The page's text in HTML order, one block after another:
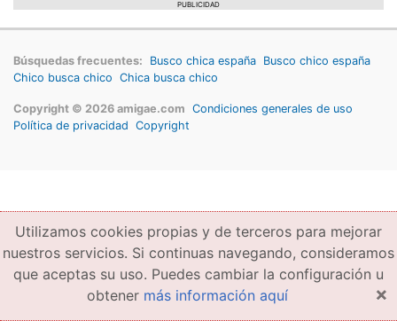
PUBLICIDAD
Búsquedas frecuentes: Busco chica españa Busco chico españa
Chico busca chico Chica busca chico
Copyright © 2026 amigae.com Condiciones generales de uso
Política de privacidad Copyright
Utilizamos cookies propias y de terceros para mejorar
nuestros servicios. Si continuas navegando, consideramos
que aceptas su uso. Puedes cambiar la configuración u
obtener más información aquí ×